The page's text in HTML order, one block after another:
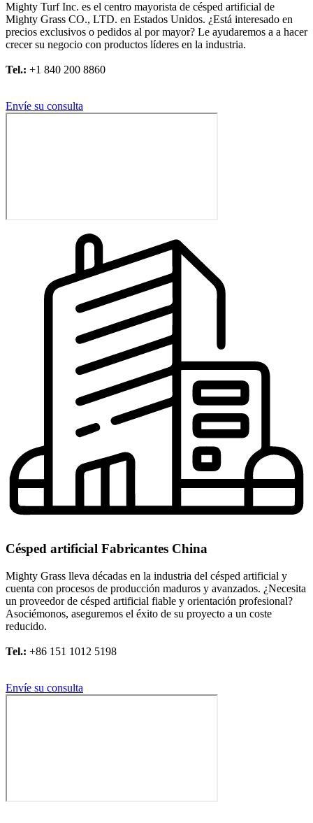
Mighty Turf Inc. es el centro mayorista de césped artificial de
Mighty Grass CO., LTD. en Estados Unidos. ¿Está interesado en
precios exclusivos o pedidos al por mayor? Le ayudaremos a a hacer
crecer su negocio con productos líderes en la industria.
Tel.: +1 840 200 8860
Envíe su consulta
Césped artificial Fabricantes China
Mighty Grass lleva décadas en la industria del césped artificial y
cuenta con procesos de producción maduros y avanzados. ¿Necesita
un proveedor de césped artificial fiable y orientación profesional?
Asociémonos, aseguremos el éxito de su proyecto a un coste
reducido.
Tel.: +86 151 1012 5198
Envíe su consulta